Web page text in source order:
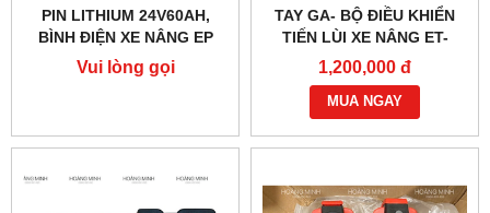
PIN LITHIUM 24V60AH,
BÌNH ĐIỆN XE NÂNG EP
Vui lòng gọi
TAY GA- BỘ ĐIỀU KHIỂN
TIẾN LÙI XE NÂNG ET-
166MCU 24V-48V
1,200,000 đ
MUA NGAY